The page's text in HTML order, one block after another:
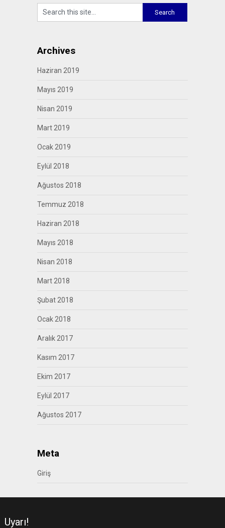
Archives
Haziran 2019
Mayıs 2019
Nisan 2019
Mart 2019
Ocak 2019
Eylül 2018
Ağustos 2018
Temmuz 2018
Haziran 2018
Mayıs 2018
Nisan 2018
Mart 2018
Şubat 2018
Ocak 2018
Aralık 2017
Kasım 2017
Ekim 2017
Eylül 2017
Ağustos 2017
Meta
Giriş
Uyarı!